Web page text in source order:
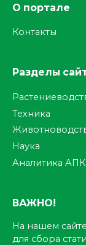
О портале
Контакты
Разделы
Техника
Наука
Аналитика АПК
ВАЖНО!
На нашем
для сбора